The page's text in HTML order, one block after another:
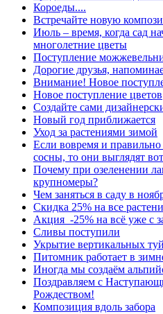
Короеды....
Встречайте новую
Июль – время, когда сад
многолетние цветы
Поступление
Дорогие друзья,
Внимание! Новое
Новое поступление цветов
Создайте сами
Новый год приближается
Уход за растениями зимой
Если вовремя и
сосны, то они выглядят
Почему при озеленении
крупномеры?
Чем заняться в саду в
Скидка 25% на все
Акция -25% на всё уже с
Сливы поступили
Укрытие вертикальных
Питомник работает в
Иногда мы создаём
Поздравляем с
Рождеством!
Композиция вдоль забора